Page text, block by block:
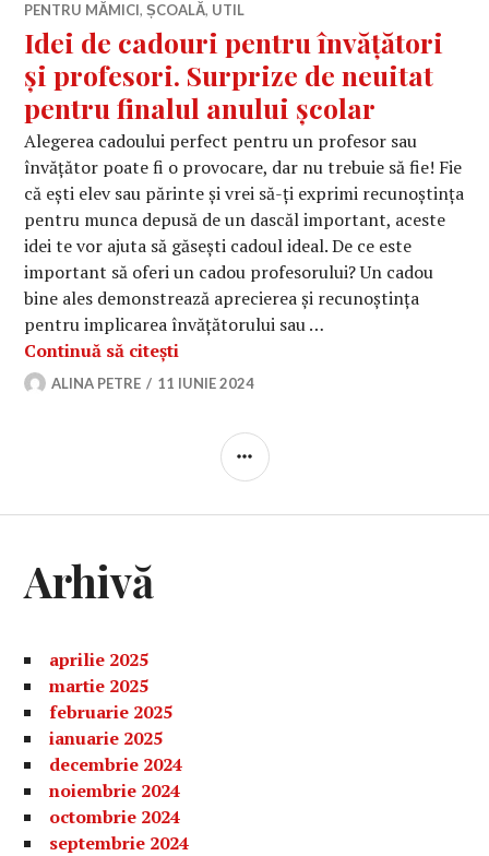
PENTRU MĂMICI,ȘCOALĂ, UTIL
Idei de cadouri pentru învățători
și profesori. Surprize de neuitat
pentru finalul anului școlar
Alegerea cadoului perfect pentru un profesor sau
învățător poate fi o provocare, dar nu trebuie să fie! Fie
că ești elev sau părinte și vrei să-ți exprimi recunoștința
pentru munca depusă de un dascăl important, aceste
idei te vor ajuta să găsești cadoul ideal. De ce este
important să oferi un cadou profesorului? Un cadou
bine ales demonstrează aprecierea și recunoștința
pentru implicarea învățătorului sau …
Continuă să citești
ALINA PETRE 11 IUNIE 2024
BARĂ
Arhivă
aprilie 2025
martie 2025
februarie 2025
ianuarie 2025
decembrie 2024
noiembrie 2024
octombrie 2024
septembrie 2024